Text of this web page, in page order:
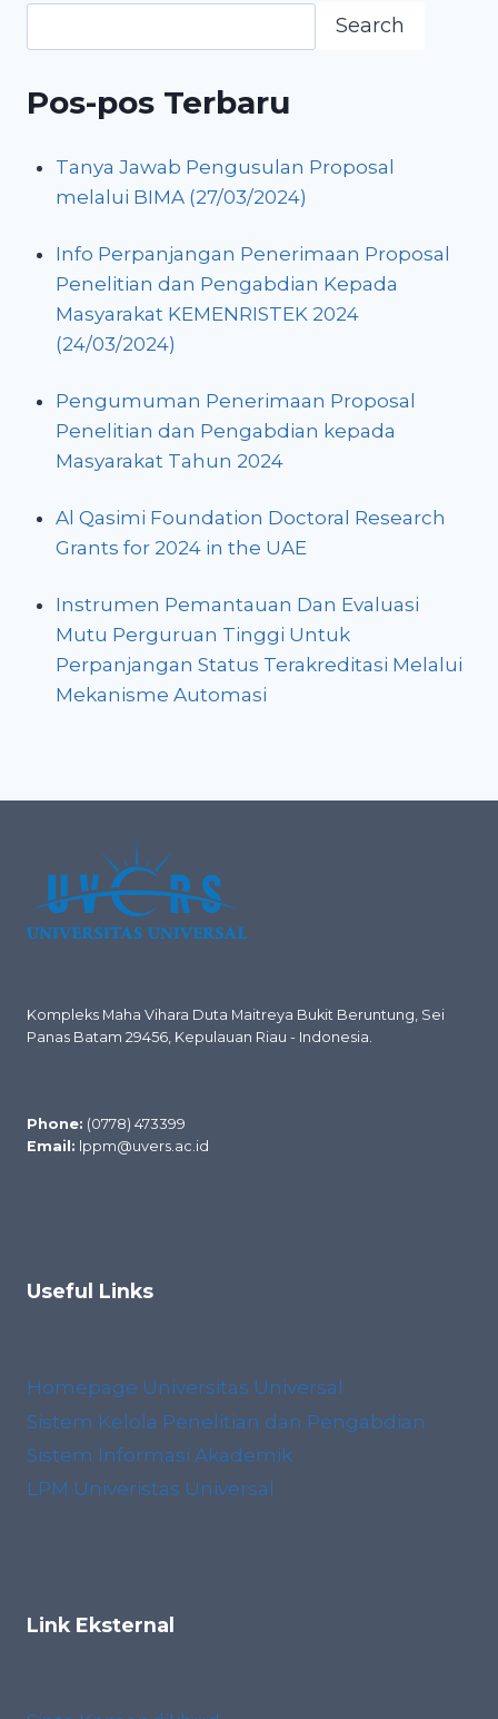
Search
Pos-pos Terbaru
Tanya Jawab Pengusulan Proposal
melalui BIMA (27/03/2024)
Info Perpanjangan Penerimaan Proposal
Penelitian dan Pengabdian Kepada
Masyarakat KEMENRISTEK 2024
(24/03/2024)
Pengumuman Penerimaan Proposal
Penelitian dan Pengabdian kepada
Masyarakat Tahun 2024
Al Qasimi Foundation Doctoral Research
Grants for 2024 in the UAE
Instrumen Pemantauan Dan Evaluasi
Mutu Perguruan Tinggi Untuk
Perpanjangan Status Terakreditasi Melalui
Mekanisme Automasi
Kompleks Maha Vihara Duta Maitreya Bukit Beruntung, Sei
Panas Batam 29456, Kepulauan Riau - Indonesia.
Phone: (0778) 473399
Email: lppm@uvers.ac.id
Useful Links
Homepage Universitas Universal
Sistem Kelola Penelitian dan Pengabdian
Sistem Informasi Akademik
LPM Univeristas Universal
Link Eksternal